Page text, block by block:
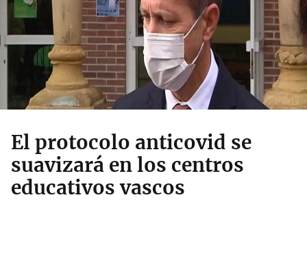
El protocolo anticovid se
suavizará en los centros
educativos vascos